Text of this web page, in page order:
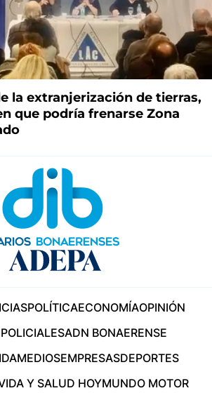
la extranjerización de tierras,
que podría frenarse Zona
POLÍTICAECONOMÍAOPINIÓN
POLICIALESADN BONAERENSE
MEDIOSEMPRESASDEPORTES
Y SALUD HOYMUNDO MOTOR